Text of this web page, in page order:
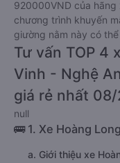
920000VND của hãng
chương trình khuyến
giường nằm này có thể
Tư vấn TOP 4
Vinh - Nghệ
giá rẻ nhất
null
🚌 1. Xe Hoàng
a. Giới thiệu xe